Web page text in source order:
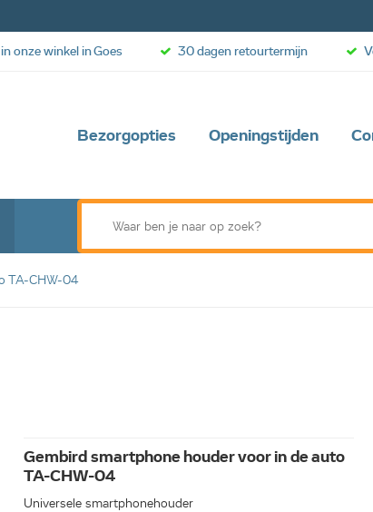
Bezorgopties Openingstijden
onze winkel in Goes 30 dagen retourtermijn
TA-CHW-04
Gembird smartphone houder voor in de auto
TA-CHW-04
Universele smartphonehouder